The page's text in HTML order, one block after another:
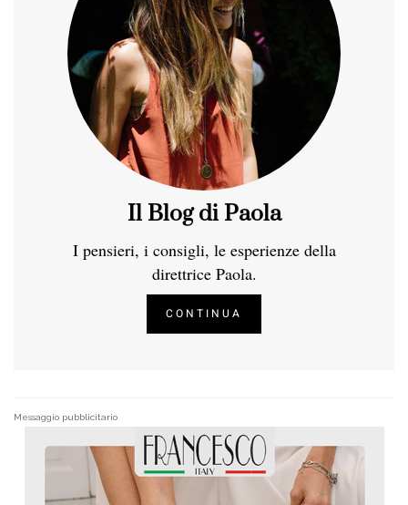
Il Blog di Paola
I pensieri, i consigli, le esperienze della
direttrice Paola.
CONTINUA
Messaggio pubblicitario